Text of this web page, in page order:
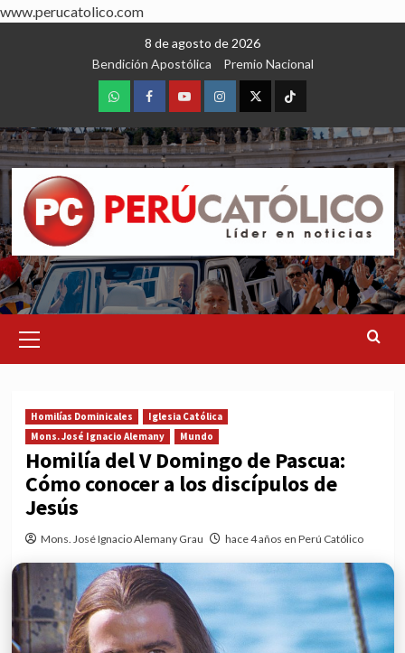
www.perucatolico.com
8 de agosto de 2026
Bendición Apostólica
Premio Nacional
WhatsAppFacebookYoutubeInstagram
X TikTok
Menu
Homilías Dominicales
Iglesia Católica
Mons. José Ignacio Alemany
Mundo
Homilía del V Domingo de Pascua:
Cómo conocer a los discípulos de
Jesús
Mons. José Ignacio Alemany Grau hace 4 años en Perú Católico